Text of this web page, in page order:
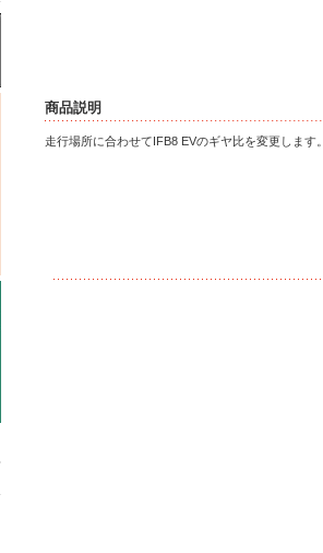
商品説明
走行場所に合わせてIFB8 EVのギヤ比を変更します。